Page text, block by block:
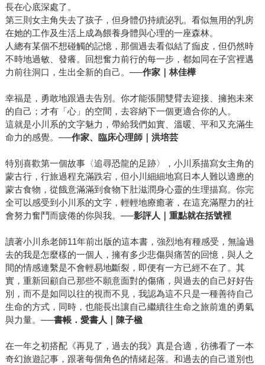
長在心底深處了。
第三則女主角失去了孩子，但身體仍持續泌乳。看似無用的乳房
在她的工作及生活上成為餵養身體與心理的一座森林。
人總有某個不想碰觸的記憶，那個過去看似結了痂皮，但仍然時
不時地過敏、發癢。回想奮力前行的每一步，都如同在子宮裡邁
力前往洞口，生出全新的自己。 ──作家｜林佳樺
幸福是，勇敢地跟過去告別。你才能張開雙臂去迎接、擁抱未來
的自己；才有「心」的空間，去容納下一個更適合你的人。
這就是小川系的文字魅力，帶給我們如實、溫暖、平和又充滿生
命力的感覺。 ──作家、臨床心理師｜洪培芸
特別喜歡第一個故事〈追尋恐龍的足跡〉，小川系描寫女主角的
蒙古行，行旅過程充滿跌宕，但小川細細地寫日本人難以適應的
蒙古食物，從餓意滿滿到食物下肚滋潤身心靈的生理描寫。你完
全可以感受到小川系的文字，輕輕地療癒著，在這充滿壓力的社
會努力奮鬥而疲倦的你與我。 ──影評人｜重點就在括號裡
讀著小川糸老師11年前出版的這本書，強烈地有種感受，無論過
去的我是怎麼樣的一個人，擁有多少悲傷與痛苦的回憶，與人之
間的情感連繫是不會輕易地斷裂，即便有一方已經不在了。其
實，重新回顧自己那些不願意面對的傷痛，與過去的自己好好告
別，而不是如同以往的視而不見，我認為這不只是一種善待自己
生命的方式，同時，也能長出讓自己繼續往生命之旅前進的勇氣
與力量。 ──書帳．愛書人｜陳子楹
在一年之初搭配《再見了，過去的我》真是合適，彷彿看了一本
奇幻旅遊記事，跟著每個角色的情緒起落。和過去的自己道別也